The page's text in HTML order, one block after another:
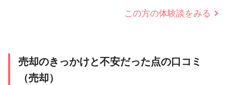
この方の体験談をみる
売却のきっかけと不安だった点の口コミ
（売却）